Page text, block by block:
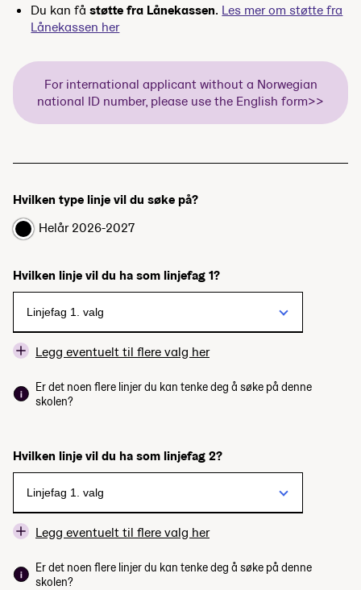
Du kan fåstøtte fra Lånekassen. Les mer om støtte fra
Lånekassen her
For international applicant without a Norwegian
national ID number, please use the English form>>
Hvilken type linje vil du søke på?
Helår 2026-2027
Hvilken linje vil du ha som linjefag 1?
Legg eventuelt til flere valg her
Er det noen flere linjer du kan tenke deg å søke på denne
skolen?
Hvilken linje vil du ha som linjefag 2?
Legg eventuelt til flere valg her
Er det noen flere linjer du kan tenke deg å søke på denne
skolen?